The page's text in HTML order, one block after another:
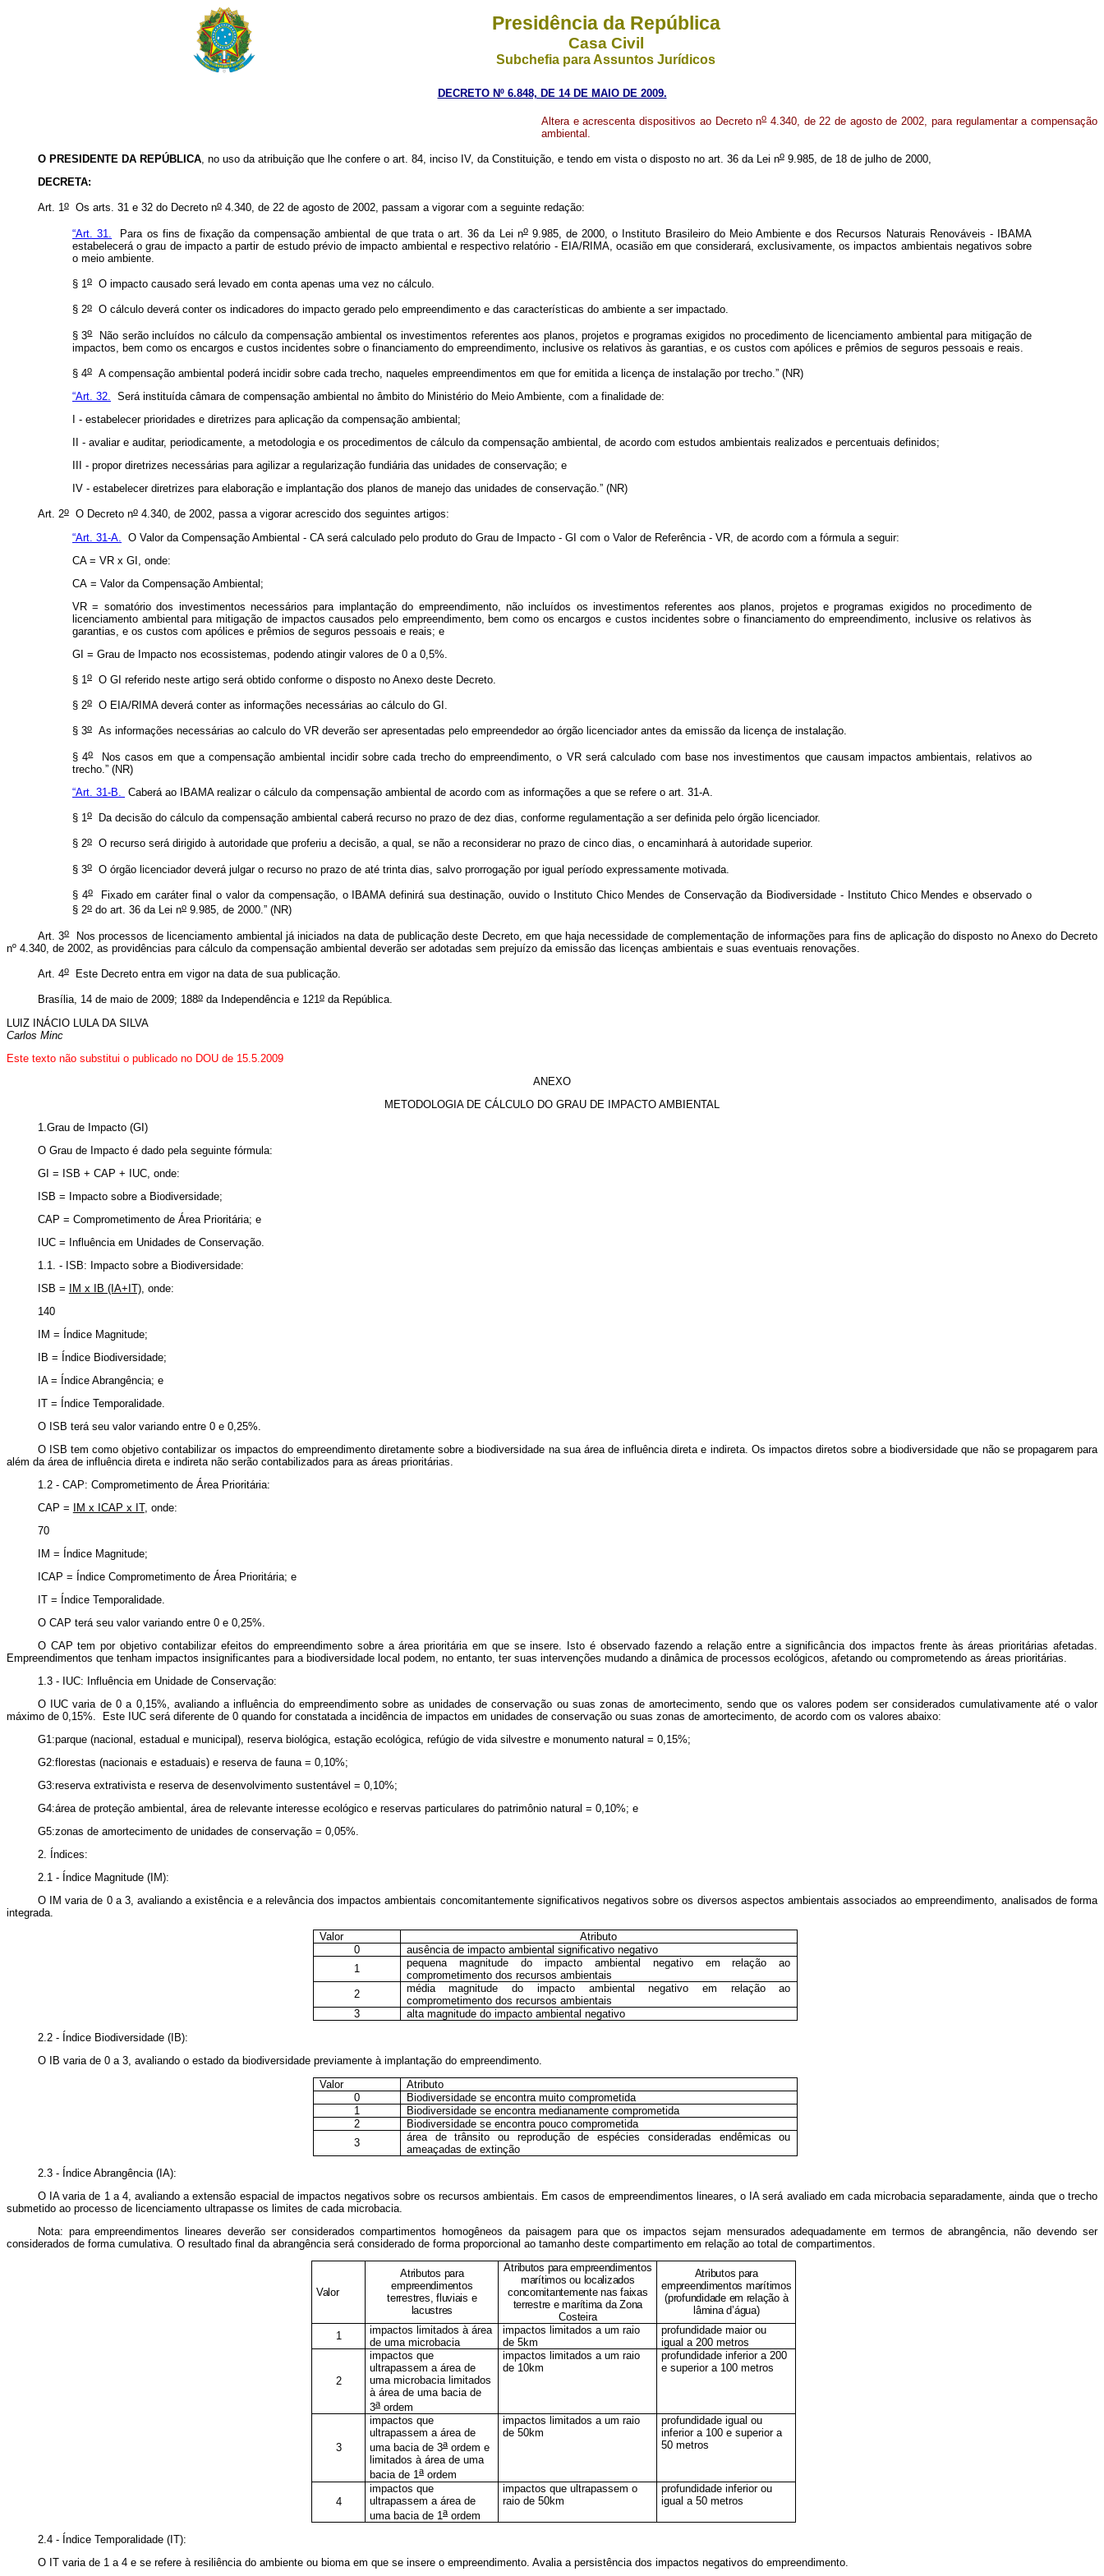
Presidência da República
Casa Civil
Subchefia para Assuntos Jurídicos
DECRETO Nº 6.848, DE 14 DE MAIO DE 2009.
Altera e acrescenta dispositivos ao Decreto no4.340, de 22 de agosto de 2002, para regulamentar a compensação
ambiental.
O PRESIDENTE DA REPÚBLICA, no uso da atribuição que lhe confere o art. 84, inciso IV, da Constituição, e tendo em vista o disposto no art. 36 da Lei no9.985, de 18 de julho de 2000,
DECRETA:
Art. 1oOs arts. 31 e 32 do Decreto no4.340, de 22 de agosto de 2002, passam a vigorar com a seguinte redação:
“Art. 31. Para os fins de fixação da compensação ambiental de que trata o art. 36 da Lei no9.985, de 2000, o Instituto Brasileiro do Meio Ambiente e dos Recursos Naturais Renováveis - IBAMA
estabelecerá o grau de impacto a partir de estudo prévio de impacto ambiental e respectivo relatório - EIA/RIMA, ocasião em que considerará, exclusivamente, os impactos ambientais negativos sobre
o meio ambiente.
§ 1o O impacto causado será levado em conta apenas uma vez no cálculo.
§ 2o O cálculo deverá conter os indicadores do impacto gerado pelo empreendimento e das características do ambiente a ser impactado.
§ 3oNão serão incluídos no cálculo da compensação ambiental os investimentos referentes aos planos, projetos e programas exigidos no procedimento de licenciamento ambiental para mitigação de
impactos, bem como os encargos e custos incidentes sobre o financiamento do empreendimento, inclusive os relativos às garantias, e os custos com apólices e prêmios de seguros pessoais e reais.
§ 4o
A compensação ambiental poderá incidir sobre cada trecho, naqueles empreendimentos em que for emitida a licença de instalação por trecho.” (NR)
“Art. 32. Será instituída câmara de compensação ambiental no âmbito do Ministério do Meio Ambiente, com a finalidade de:
I - estabelecer prioridades e diretrizes para aplicação da compensação ambiental;
II - avaliar e auditar, periodicamente, a metodologia e os procedimentos de cálculo da compensação ambiental, de acordo com estudos ambientais realizados e percentuais definidos;
III - propor diretrizes necessárias para agilizar a regularização fundiária das unidades de conservação; e
IV - estabelecer diretrizes para elaboração e implantação dos planos de manejo das unidades de conservação.” (NR)
Art. 2oO Decreto no4.340, de 2002, passa a vigorar acrescido dos seguintes artigos:
“Art. 31-A.
O Valor da Compensação Ambiental - CA será calculado pelo produto do Grau de Impacto - GI com o Valor de Referência - VR, de acordo com a fórmula a seguir:
CA = VR x GI, onde:
CA = Valor da Compensação Ambiental;
VR = somatório dos investimentos necessários para implantação do empreendimento, não incluídos os investimentos referentes aos planos, projetos e programas exigidos no procedimento de
licenciamento ambiental para mitigação de impactos causados pelo empreendimento, bem como os encargos e custos incidentes sobre o financiamento do empreendimento, inclusive os relativos às
garantias, e os custos com apólices e prêmios de seguros pessoais e reais; e
GI = Grau de Impacto nos ecossistemas, podendo atingir valores de 0 a 0,5%.
§ 1 o O GI referido neste artigo será obtido conforme o disposto no Anexo deste Decreto.
§ 2o O EIA/RIMA deverá conter as informações necessárias ao cálculo do GI.
§ 3o As informações necessárias ao calculo do VR deverão ser apresentadas pelo empreendedor ao órgão licenciador antes da emissão da licença de instalação.
§ 4oNos casos em que a compensação ambiental incidir sobre cada trecho do empreendimento, o VR será calculado com base nos investimentos que causam impactos ambientais, relativos ao
trecho.” (NR)
“Art. 31-B.
Caberá ao IBAMA realizar o cálculo da compensação ambiental de acordo com as informações a que se refere o art. 31-A.
§ 1o Da decisão do cálculo da compensação ambiental caberá recurso no prazo de dez dias, conforme regulamentação a ser definida pelo órgão licenciador.
§ 2o O recurso será dirigido à autoridade que proferiu a decisão, a qual, se não a reconsiderar no prazo de cinco dias, o encaminhará à autoridade superior.
§ 3o O órgão licenciador deverá julgar o recurso no prazo de até trinta dias, salvo prorrogação por igual período expressamente motivada.
§ 4oFixado em caráter final o valor da compensação, o IBAMA definirá sua destinação, ouvido o Instituto Chico Mendes de Conservação da Biodiversidade - Instituto Chico Mendes e observado o
§ 2o do art. 36 da Lei no 9.985, de 2000.” (NR)
Art. 3oNos processos de licenciamento ambiental já iniciados na data de publicação deste Decreto, em que haja necessidade de complementação de informações para fins de aplicação do disposto no Anexo do Decreto
nº 4.340, de 2002, as providências para cálculo da compensação ambiental deverão ser adotadas sem prejuízo da emissão das licenças ambientais e suas eventuais renovações.
Art. 4oEste Decreto entra em vigor na data de sua publicação.
Brasília, 14 de maio de 2009; 188oda Independência e 121oda República.
LUIZ INÁCIO LULA DA SILVA
Carlos Minc
Este texto não substitui o publicado no DOU de 15.5.2009
ANEXO
METODOLOGIA DE CÁLCULO DO GRAU DE IMPACTO AMBIENTAL
1.Grau de Impacto (GI)
O Grau de Impacto é dado pela seguinte fórmula:
GI = ISB + CAP + IUC, onde:
ISB = Impacto sobre a Biodiversidade;
CAP = Comprometimento de Área Prioritária; e
IUC = Influência em Unidades de Conservação.
1.1. - ISB: Impacto sobre a Biodiversidade:
ISB = IM x IB (IA+IT), onde:
140
IM = Índice Magnitude;
IB = Índice Biodiversidade;
IA = Índice Abrangência; e
IT = Índice Temporalidade.
O ISB terá seu valor variando entre 0 e 0,25%.
O ISB tem como objetivo contabilizar os impactos do empreendimento diretamente sobre a biodiversidade na sua área de influência direta e indireta. Os impactos diretos sobre a biodiversidade que não se propagarem para
além da área de influência direta e indireta não serão contabilizados para as áreas prioritárias.
1.2 - CAP: Comprometimento de Área Prioritária:
CAP = IM x ICAP x IT, onde:
70
IM = Índice Magnitude;
ICAP = Índice Comprometimento de Área Prioritária; e
IT = Índice Temporalidade.
O CAP terá seu valor variando entre 0 e 0,25%.
O CAP tem por objetivo contabilizar efeitos do empreendimento sobre a área prioritária em que se insere. Isto é observado fazendo a relação entre a significância dos impactos frente às áreas prioritárias afetadas.
Empreendimentos que tenham impactos insignificantes para a biodiversidade local podem, no entanto, ter suas intervenções mudando a dinâmica de processos ecológicos, afetando ou comprometendo as áreas prioritárias.
1.3 - IUC: Influência em Unidade de Conservação:
O IUC varia de 0 a 0,15%, avaliando a influência do empreendimento sobre as unidades de conservação ou suas zonas de amortecimento, sendo que os valores podem ser considerados cumulativamente até o valor
máximo de 0,15%. Este IUC será diferente de 0 quando for constatada a incidência de impactos em unidades de conservação ou suas zonas de amortecimento, de acordo com os valores abaixo:
G1:parque (nacional, estadual e municipal), reserva biológica, estação ecológica, refúgio de vida silvestre e monumento natural = 0,15%;
G2:florestas (nacionais e estaduais) e reserva de fauna = 0,10%;
G3:reserva extrativista e reserva de desenvolvimento sustentável = 0,10%;
G4:área de proteção ambiental, área de relevante interesse ecológico e reservas particulares do patrimônio natural = 0,10%; e
G5:zonas de amortecimento de unidades de conservação = 0,05%.
2. Índices:
2.1 - Índice Magnitude (IM):
O IM varia de 0 a 3, avaliando a existência e a relevância dos impactos ambientais concomitantemente significativos negativos sobre os diversos aspectos ambientais associados ao empreendimento, analisados de forma
integrada.
Valor
Atributo
0
ausência de impacto ambiental significativo negativo
1
pequena magnitude do impacto ambiental negativo em relação ao
comprometimento dos recursos ambientais
2
média magnitude do impacto ambiental negativo em relação ao
comprometimento dos recursos ambientais
3
alta magnitude do impacto ambiental negativo
2.2 - Índice Biodiversidade (IB):
O IB varia de 0 a 3, avaliando o estado da biodiversidade previamente à implantação do empreendimento.
Valor
Atributo
0
Biodiversidade se encontra muito comprometida
1
Biodiversidade se encontra medianamente comprometida
2
Biodiversidade se encontra pouco comprometida
3
área de trânsito ou reprodução de espécies consideradas endêmicas ou
ameaçadas de extinção
2.3 - Índice Abrangência (IA):
O IA varia de 1 a 4, avaliando a extensão espacial de impactos negativos sobre os recursos ambientais. Em casos de empreendimentos lineares, o IA será avaliado em cada microbacia separadamente, ainda que o trecho
submetido ao processo de licenciamento ultrapasse os limites de cada microbacia.
Nota: para empreendimentos lineares deverão ser considerados compartimentos homogêneos da paisagem para que os impactos sejam mensurados adequadamente em termos de abrangência, não devendo ser
considerados de forma cumulativa. O resultado final da abrangência será considerado de forma proporcional ao tamanho deste compartimento em relação ao total de compartimentos.
Valor
Atributos para
empreendimentos
terrestres, fluviais e
lacustres
Atributos para empreendimentos
marítimos ou localizados
concomitantemente nas faixas
terrestre e marítima da Zona
Costeira
Atributos para
empreendimentos marítimos
(profundidade em relação à
lâmina d’água)
1
impactos limitados à área
de uma microbacia
impactos limitados a um raio
de 5km
profundidade maior ou
igual a 200 metros
2
impactos que
ultrapassem a área de
uma microbacia limitados
à área de uma bacia de
3aordem
impactos limitados a um raio
de 10km
profundidade inferior a 200
e superior a 100 metros
3
impactos que
ultrapassem a área de
uma bacia de 3aordem e
limitados à área de uma
bacia de 1aordem
impactos limitados a um raio
de 50km
profundidade igual ou
inferior a 100 e superior a
50 metros
4
impactos que
ultrapassem a área de
uma bacia de 1 aordem
impactos que ultrapassem o
raio de 50km
profundidade inferior ou
igual a 50 metros
2.4 - Índice Temporalidade (IT):
O IT varia de 1 a 4 e se refere à resiliência do ambiente ou bioma em que se insere o empreendimento. Avalia a persistência dos impactos negativos do empreendimento.